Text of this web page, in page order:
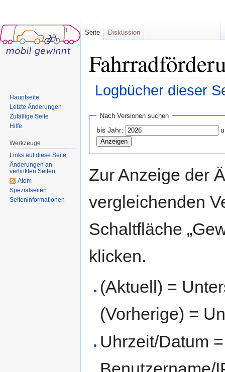
Logbücher dieser
Nach Versionen suchen
bis Jahr:
Zur Anzeige der
vergleichenden
Schaltfläche
klicken.
(Aktuell) =
(Vorherige) =
Uhrzeit/Datum
Seite Diskussion
Hauptseite
Letzte Änderungen
Zufällige Seite
Hilfe
Werkzeuge
Links auf diese Seite
Änderungen an
verlinkten Seiten
Atom
Spezialseiten
Seiten­informationen